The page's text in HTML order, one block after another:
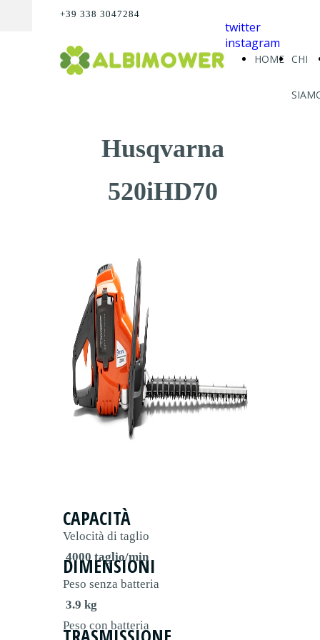
twitter
instagram
+39 338 3047284
HOME CHI
Husqvarna
520iHD70
CAPACITÀ
Velocità di taglio
4000 taglio/min
DIMENSIONI
Peso senza batteria
3.9 kg
Peso con batteria